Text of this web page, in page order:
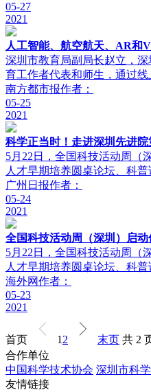
05-27
2021
人工智能、航空航天、AR和
深圳市教育局副局长赵立，
育工作者代表和师生，通过
南方都市报作者：
05-25
2021
科学正当时！走进深圳先进院
5月22日，全国科技活动周（
人才早期培养圆桌论坛、科
广州日报作者：
05-24
2021
全国科技活动周（深圳）启
5月22日，全国科技活动周（
人才早期培养圆桌论坛、科
海外网作者：
05-23
2021
首页 12 末页 共 2
合作单位
中国科学技术协会 深圳市科
友情链接